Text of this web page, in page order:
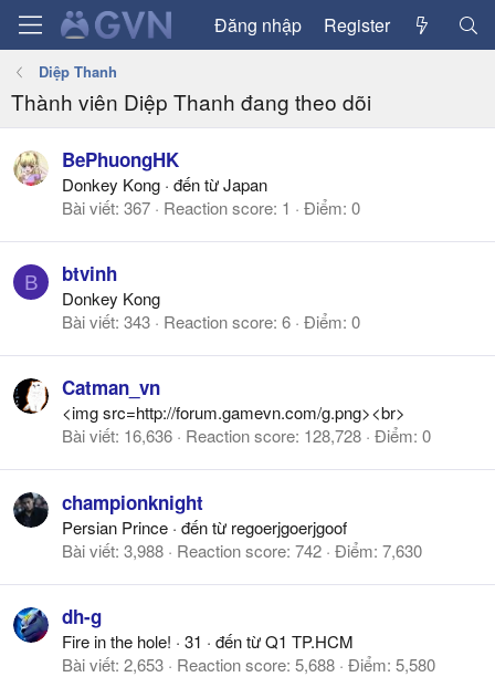
Đăng nhập Register
Diệp Thanh
Thành viên Diệp Thanh đang theo dõi
BePhuongHK
Donkey Kong · đến từJapan
Bài viết 367 Reaction score 1 Điểm 0
B btvinh
Donkey Kong
Bài viết 343 Reaction score 6 Điểm 0
Catman_vn
<img src=http://forum.gamevn.com/g.png><br>
Bài viết 16,636 Reaction score 128,728 Điểm 0
championknight
Persian Prince · đến từ regoerjgoerjgoof
Bài viết 3,988 Reaction score 742 Điểm 7,630
dh-g
Fire in the hole! · 31 · đến từQ1 TP.HCM
Bài viết 2,653 Reaction score 5,688 Điểm 5,580